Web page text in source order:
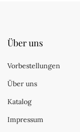
Über uns
Vorbestellungen
Über uns
Katalog
Impressum